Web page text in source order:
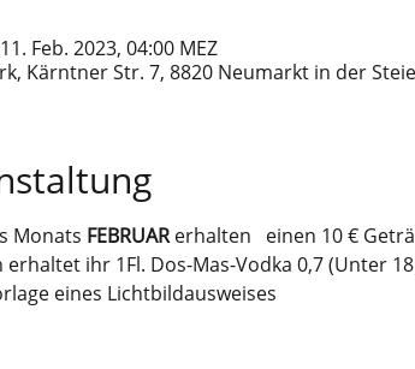
Feb. 2023, 04:00 MEZ
Kärntner Str. 7, 8820 Neumarkt in der
Monats FEBRUAR erhalten   einen 10 €
ihr 1Fl. Dos-Mas-Vodka 0,7 (Unter 18
eines Lichtbildausweises